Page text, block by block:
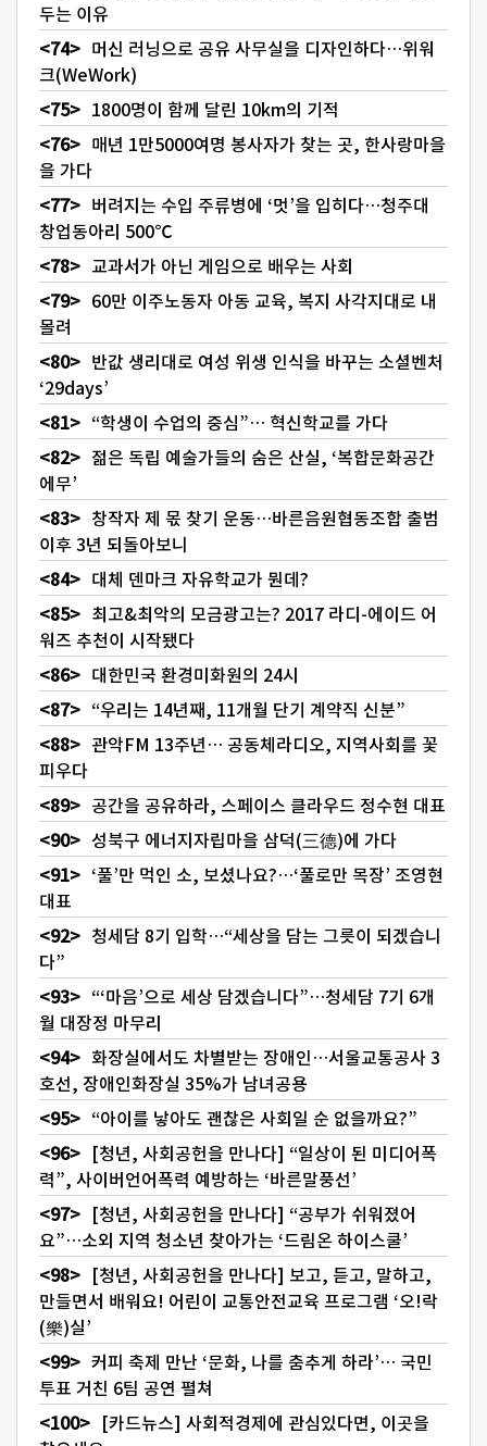
두는 이유
머신 러닝으로 공유 사무실을 디자인하다…위워
크(WeWork)
1800명이 함께 달린 10km의 기적
매년 1만5000여명 봉사자가 찾는 곳, 한사랑마을
을 가다
버려지는 수입 주류병에 ‘멋’을 입히다…청주대
창업동아리 500℃
교과서가 아닌 게임으로 배우는 사회
60만 이주노동자 아동 교육, 복지 사각지대로 내
몰려
반값 생리대로 여성 위생 인식을 바꾸는 소셜벤처
‘29days’
“학생이 수업의 중심”… 혁신학교를 가다
젊은 독립 예술가들의 숨은 산실, ‘복합문화공간
에무’
창작자 제 몫 찾기 운동…바른음원협동조합 출범
이후 3년 되돌아보니
대체 덴마크 자유학교가 뭔데?
최고&최악의 모금광고는? 2017 라디-에이드 어
워즈 추천이 시작됐다
대한민국 환경미화원의 24시
“우리는 14년째, 11개월 단기 계약직 신분”
관악FM 13주년… 공동체라디오, 지역사회를 꽃
피우다
공간을 공유하라, 스페이스 클라우드 정수현 대표
성북구 에너지자립마을 삼덕(三德)에 가다
‘풀’만 먹인 소, 보셨나요?…‘풀로만 목장’ 조영현
대표
청세담 8기 입학…“세상을 담는 그릇이 되겠습니
다”
“‘마음’으로 세상 담겠습니다”…청세담 7기 6개
월 대장정 마무리
화장실에서도 차별받는 장애인…서울교통공사 3
호선, 장애인화장실 35%가 남녀공용
“아이를 낳아도 괜찮은 사회일 순 없을까요?”
[청년, 사회공헌을 만나다] “일상이 된 미디어폭
력”, 사이버언어폭력 예방하는 ‘바른말풍선’
[청년, 사회공헌을 만나다] “공부가 쉬워졌어
요”…소외 지역 청소년 찾아가는 ‘드림온 하이스쿨’
[청년, 사회공헌을 만나다] 보고, 듣고, 말하고,
만들면서 배워요! 어린이 교통안전교육 프로그램 ‘오!락
(樂)실’
커피 축제 만난 ‘문화, 나를 춤추게 하라’… 국민
투표 거친 6팀 공연 펼쳐
[카드뉴스] 사회적경제에 관심있다면, 이곳을